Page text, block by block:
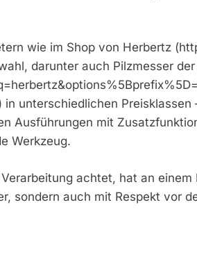
wie im Shop von Herbertz
darunter auch Pilzmesser
unterschiedlichen Preisklassen
Ausführungen mit
Werkzeug.
achtet, hat an einem
sondern auch mit Respekt vor